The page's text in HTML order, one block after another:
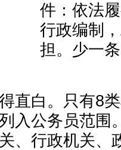
件：依法
行政编制
担。少一
直白。只有8
入公务员范围
、行政机关、